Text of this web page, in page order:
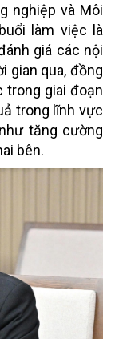
nghiệp và Môi
làm việc là
giá các nội
gian qua, đồng
trong giai đoạn
trong lĩnh vực
tăng cường
bên.